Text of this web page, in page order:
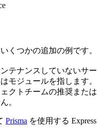
くつかの追加の例です。
テナンスしていないサー
モジュールを指します。
クトチームの推奨または
。
Prisma を使用する Express